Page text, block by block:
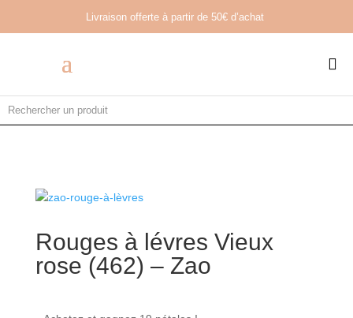
Livraison offerte à partir de 50€ d’achat

Rouges à lévres Vieux
rose (462) – Zao